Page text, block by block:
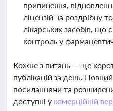
припинення,
ліцензій на роздрібну
лікарських засобів, що
контроль у
Кожне з питань — це
публікацій за день.
посиланнями та
доступні у комерційній